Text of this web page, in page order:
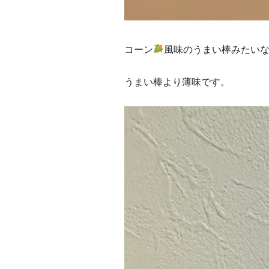
コーン 風味のうまい棒みたい
うまい棒より薄味です。